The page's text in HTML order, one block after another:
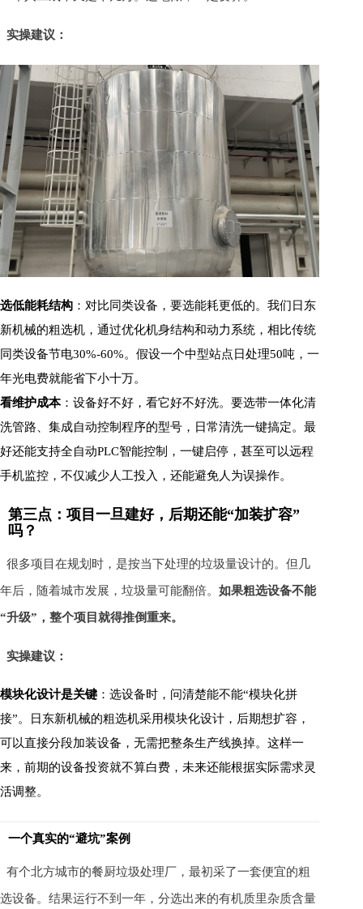
实操建议：
选低能耗结构 ：对比同类设备，要选能耗更低的。我们日东
新机械的粗选机，通过优化机身结构和动力系统，相比传统
同类设备节电30%-60%。假设一个中型站点日处理50吨，一
年光电费就能省下小十万。
看维护成本：设备好不好，看它好不好洗。要选带一体化清
洗管路、集成自动控制程序的型号，日常清洗一键搞定。最
好还能支持全自动PLC智能控制，一键启停，甚至可以远程
手机监控，不仅减少人工投入，还能避免人为误操作。
第三点：项目一旦建好，后期还能“加装扩容”
吗？
很多项目在规划时，是按当下处理的垃圾量设计的。但几
年后，随着城市发展，垃圾量可能翻倍。 如果粗选设备不能
“升级”，整个项目就得推倒重来。
实操建议：
模块化设计是关键 ：选设备时，问清楚能不能“模块化拼
接”。日东新机械的粗选机采用模块化设计，后期想扩容，
可以直接分段加装设备，无需把整条生产线换掉。这样一
来，前期的设备投资就不算白费，未来还能根据实际需求灵
活调整。
一个真实的“避坑”案例
有个北方城市的餐厨垃圾处理厂，最初采了一套便宜的粗
选设备。结果运行不到一年，分选出来的有机质里杂质含量